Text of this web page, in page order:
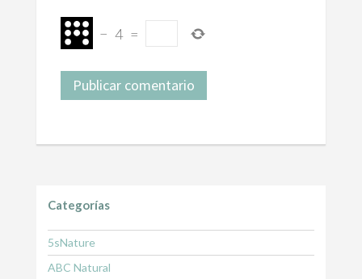
− 4 =
Categorías
5sNature
ABC Natural